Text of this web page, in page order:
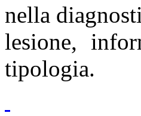
nella
lesione,
tipologia.